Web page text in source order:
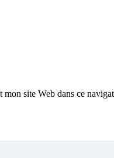
site Web dans ce